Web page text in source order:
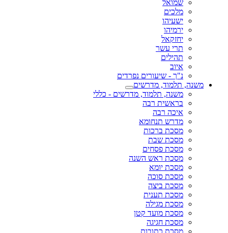
שמואל
מלכים
ישעיהו
ירמיהו
יחזקאל
תרי עשר
תהילים
איוב
נ"ך - שיעורים נפרדים
משנה, תלמוד, מדרשים
משנה, תלמוד, מדרשים - כללי
בראשית רבה
איכה רבה
מדרש תנחומא
מסכת ברכות
מסכת שבת
מסכת פסחים
מסכת ראש השנה
מסכת יומא
מסכת סוכה
מסכת ביצה
מסכת תענית
מסכת מגילה
מסכת מועד קטן
מסכת חגיגה